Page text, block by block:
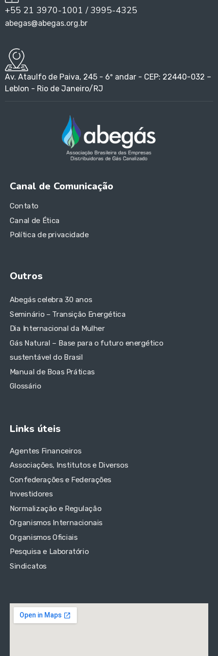
+55 21 3970-1001 / 3995-4325
abegas@abegas.org.br
Av. Ataulfo de Paiva, 245 - 6º andar - CEP: 22440-032 –
Leblon - Rio de Janeiro/RJ
Canal de Comunicação
Contato
Canal de Ética
Política de privacidade
Outros
Abegás celebra 30 anos
Seminário – Transição Energética
Dia Internacional da Mulher
Gás Natural – Base para o futuro energético
sustentável do Brasil
Manual de Boas Práticas
Glossário
Links úteis
Agentes Financeiros
Associações, Institutos e Diversos
Confederações e Federações
Investidores
Normalização e Regulação
Organismos Internacionais
Organismos Oficiais
Pesquisa e Laboratório
Sindicatos